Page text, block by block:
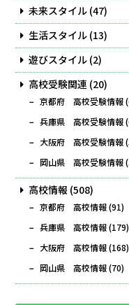
未来スタイル (47)
生活スタイル (13)
遊びスタイル (2)
高校受験関連 (20)
京都府 高校受験情報
兵庫県 高校受験情報
大阪府 高校受験情報
岡山県 高校受験情報
高校情報 (508)
京都府 高校情報(91)
兵庫県 高校情報(179)
大阪府 高校情報(168)
岡山県 高校情報(70)